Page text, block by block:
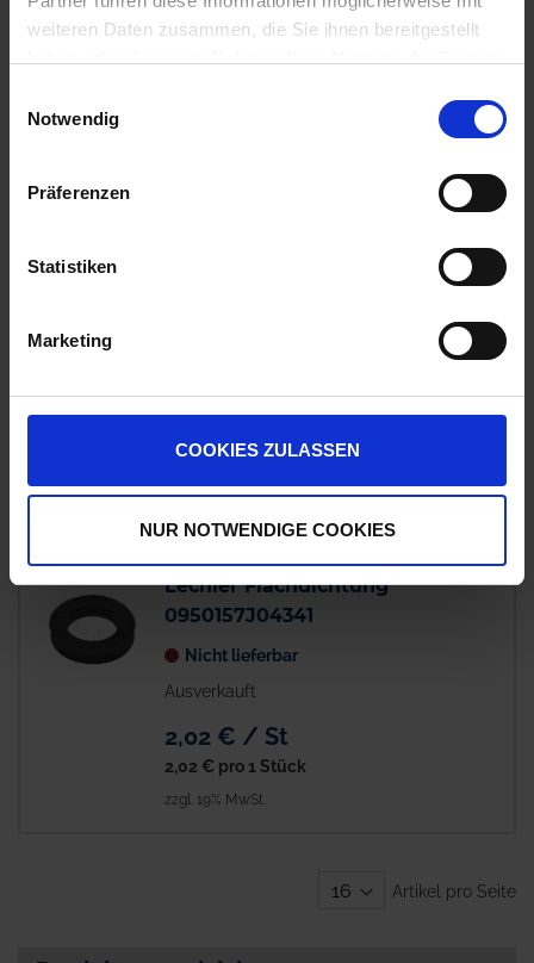
weiteren Daten zusammen, die Sie ihnen bereitgestellt
Notwendig
Präferenzen
Statistiken
Marketing
COOKIES ZULASSEN
NUR NOTWENDIGE COOKIES
Lechler Kugelventil 0652613000
13. August 2026
4,06 € / St
Lechler Flachdichtung
0950157J04341
Nicht lieferbar
Ausverkauft
2,02 € / St
2,02 € pro 1 Stück
zzgl. 19% MwSt.
Artikel pro Seite